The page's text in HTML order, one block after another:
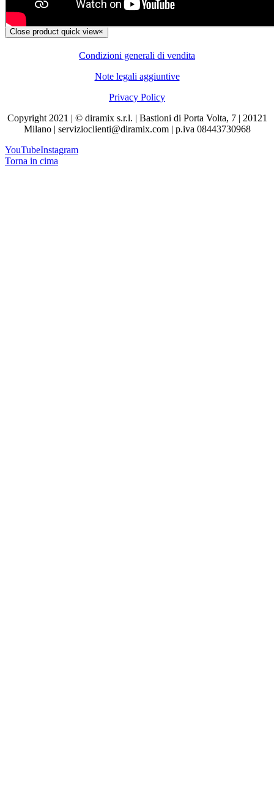
Close product quick view×
Condizioni generali di vendita
Note legali aggiuntive
Privacy Policy
Copyright 2021 | © diramix s.r.l. | Bastioni di Porta Volta, 7 | 20121
Milano | servizioclienti@diramix.com | p.iva 08443730968
YouTubeInstagram
Torna in cima